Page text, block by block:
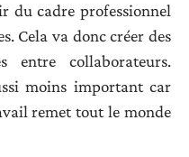
du cadre professionnel
Cela va donc créer des
entre collaborateurs.
moins important car
remet tout le monde